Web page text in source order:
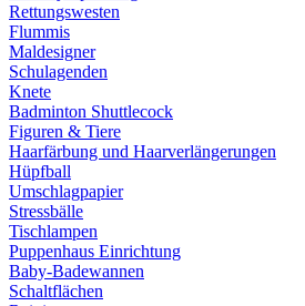
Rettungswesten
Flummis
Maldesigner
Schulagenden
Knete
Badminton Shuttlecock
Figuren & Tiere
Haarfärbung und Haarverlängerungen
Hüpfball
Umschlagpapier
Stressbälle
Tischlampen
Puppenhaus Einrichtung
Baby-Badewannen
Schaltflächen